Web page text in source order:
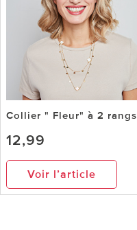
Collier " Fleur" à 2 rangs
12,99
Voir l’article